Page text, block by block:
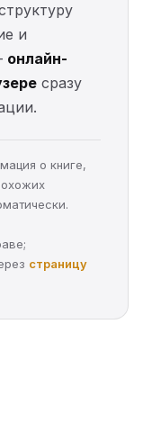
и
онлайн-
сразу
о книге,
страницу